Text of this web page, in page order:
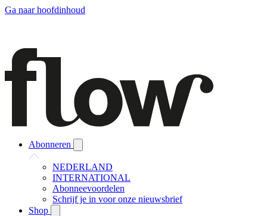
Ga naar hoofdinhoud
Abonneren
NEDERLAND
INTERNATIONAL
Abonneevoordelen
Schrijf je in voor onze nieuwsbrief
Shop